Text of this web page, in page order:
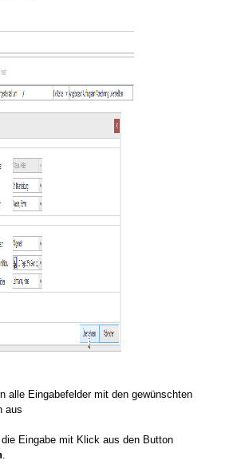
alle Eingabefelder mit den gewünschten
aus
die Eingabe mit Klick aus den Button
.